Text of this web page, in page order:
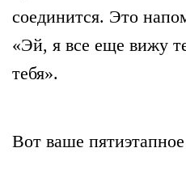
соединится. Это
«Эй, я все еще вижу
тебя».
Вот ваше пятиэтапное